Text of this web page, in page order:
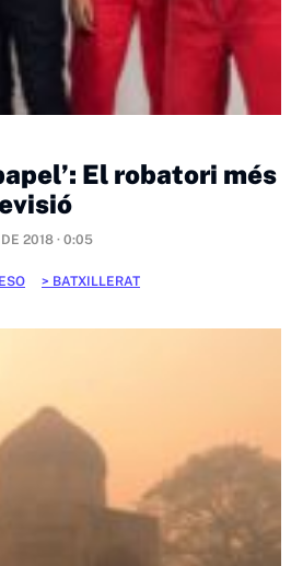
El robatori més
2018 · 0:05
BATXILLERAT